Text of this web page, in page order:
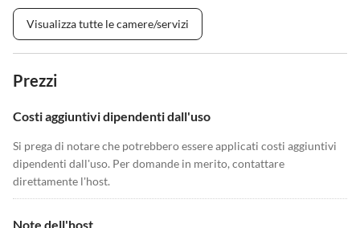
Visualizza tutte le camere/servizi
Prezzi
Costi aggiuntivi dipendenti dall'uso
Si prega di notare che potrebbero essere applicati costi aggiuntivi
dipendenti dall'uso. Per domande in merito, contattare
direttamente l'host.
Note dell'host